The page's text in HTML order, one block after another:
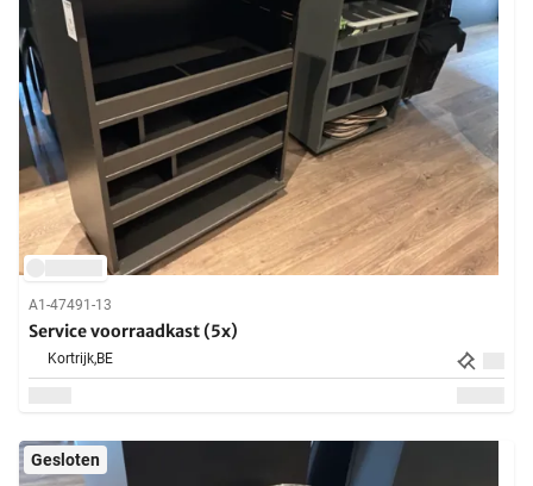
A1-47491-13
Service voorraadkast (5x)
Kortrijk,BE
Gesloten